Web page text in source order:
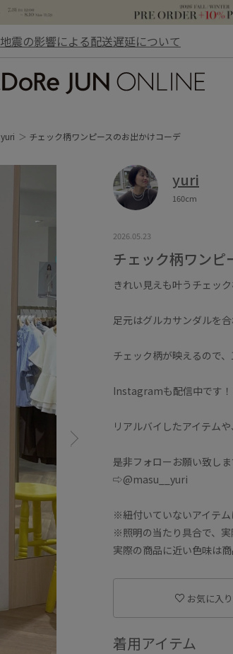
地震の影響による配送遅延について
yuri チェック柄ワンピースのお出かけコーデ
yuri
160cm
2026.05.23
チェック柄ワンピ
きれい見えも叶うチェッ
足元はグルカサンダルを
チェック柄が映えるので
Instagramも配信中です！
リアルバイしたアイテム
是非フォローお願い致しま
⇨@masu__yuri
※紐付いていないアイテム
※照明の当たり具合で、実
実際の商品に近い色味は
お気に入
着用アイテム